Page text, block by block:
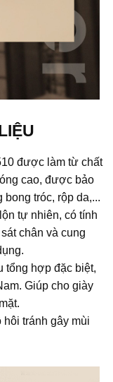
được làm từ chất
cao, được bảo
bong tróc, rộp da,...
tự nhiên, có tính
chân và cung
tổng hợp đặc biệt,
Giúp cho giày
hôi tránh gây mùi